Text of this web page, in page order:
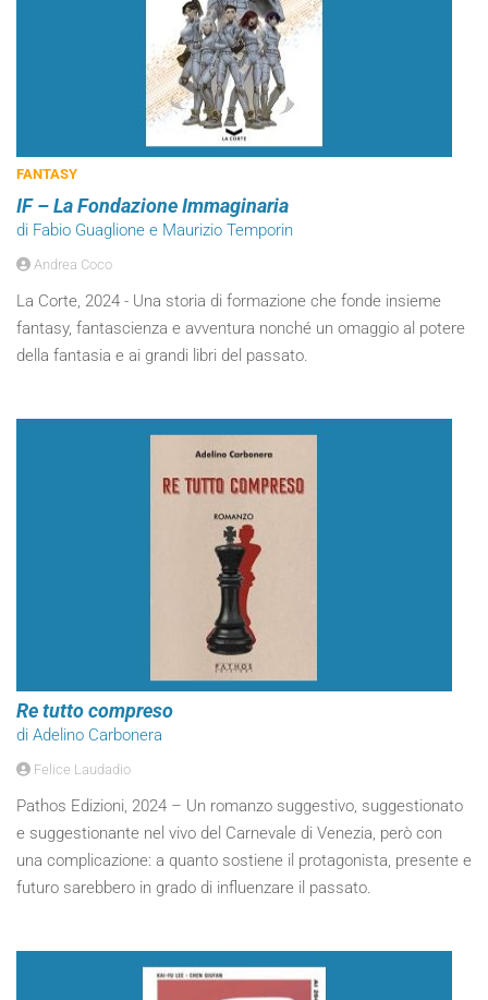
FANTASY
IF – La Fondazione Immaginaria
di Fabio Guaglione e Maurizio Temporin
Andrea Coco
La Corte, 2024 - Una storia di formazione che fonde insieme
fantasy, fantascienza e avventura nonché un omaggio al potere
della fantasia e ai grandi libri del passato.
Re tutto compreso
di Adelino Carbonera
Felice Laudadio
Pathos Edizioni, 2024 – Un romanzo suggestivo, suggestionato
e suggestionante nel vivo del Carnevale di Venezia, però con
una complicazione: a quanto sostiene il protagonista, presente e
futuro sarebbero in grado di influenzare il passato.